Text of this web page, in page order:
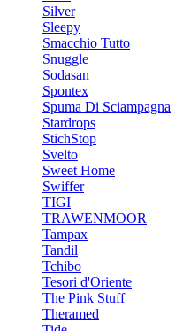
Silver
Sleepy
Smacchio Tutto
Snuggle
Sodasan
Spontex
Spuma Di Sciampagna
Stardrops
StichStop
Svelto
Sweet Home
Swiffer
TIGI
TRAWENMOOR
Tampax
Tandil
Tchibo
Tesori d'Oriente
The Pink Stuff
Theramed